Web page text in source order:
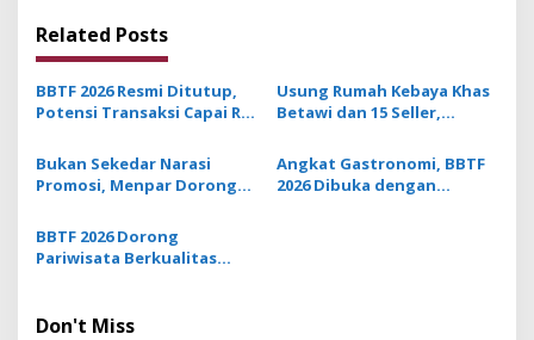
a
v
i
a
i
o
n
Related Posts
BBTF 2026 Resmi Ditutup,
Potensi Transaksi Capai Rp
Usung Rumah Kebaya Khas
Betawi dan 15 Seller,
Kota Global Berbasis
Budaya di BBTF 2026
Bukan Sekedar Narasi
Promosi, Menpar Dorong
Jadi Produk Wisata Kelas
Dunia
Angkat Gastronomi, BBTF
2026 Dibuka dengan
BBTF 2026 Dorong
Pariwisata Berkualitas
Don't Miss